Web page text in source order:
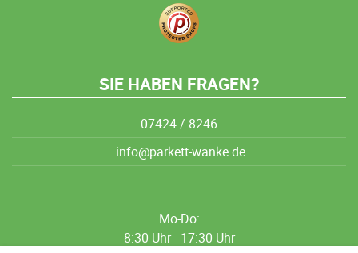
SIE HABEN FRAGEN?
07424 / 8246
info@parkett-wanke.de
Mo-Do:
8:30 Uhr - 17:30 Uhr